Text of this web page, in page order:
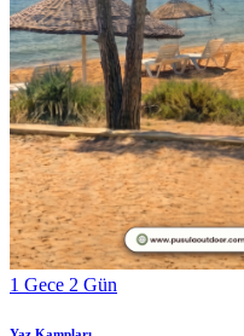
1 Gece 2 Gün
Yaz Kampları